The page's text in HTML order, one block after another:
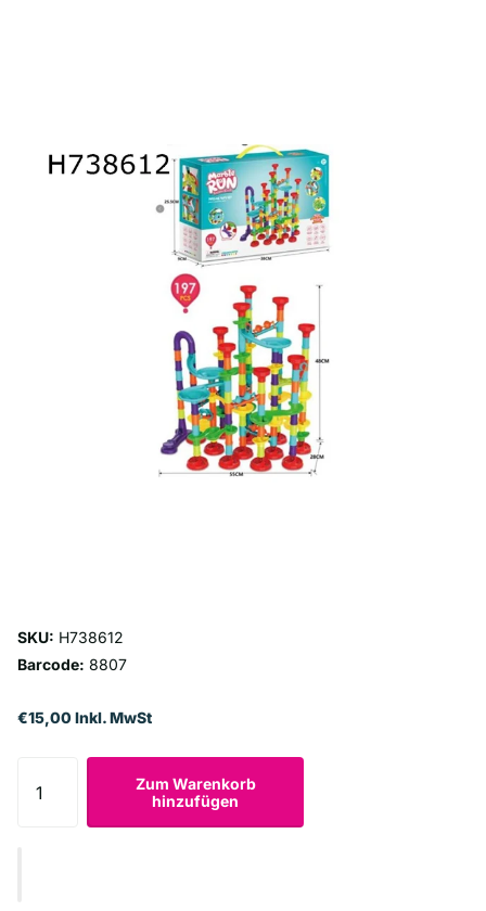
SKU: H738612
Barcode: 8807
€15,00 Inkl. MwSt
Zum Warenkorb
hinzufügen